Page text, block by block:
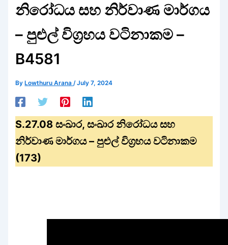
නිරෝධය සහ නිර්වාණ මාර්ගය
– පුළුල් විග්‍රහය වටිනාකම –
B4581
By Lowthuru Arana/July 7, 2024
S.27.08 සංඛාර, සංඛාර නිරෝධය සහ
නිර්වාණ මාර්ගය – පුළුල් විග්‍රහය වටිනාකම
(173)